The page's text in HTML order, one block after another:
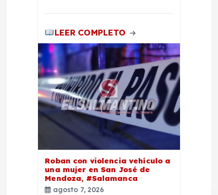
LEER COMPLETO
Roban con violencia vehículo a
una mujer en San José de
Mendoza, #Salamanca
agosto 7, 2026